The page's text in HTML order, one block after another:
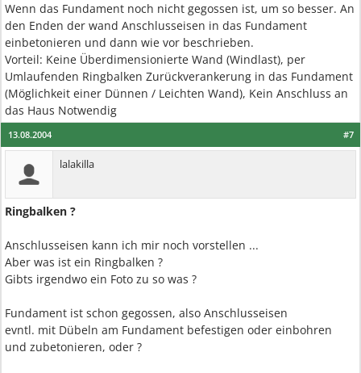
Wenn das Fundament noch nicht gegossen ist, um so besser. An
den Enden der wand Anschlusseisen in das Fundament
einbetonieren und dann wie vor beschrieben.
Vorteil: Keine Überdimensionierte Wand (Windlast), per
Umlaufenden Ringbalken Zurückverankerung in das Fundament
(Möglichkeit einer Dünnen / Leichten Wand), Kein Anschluss an
das Haus Notwendig
#7
13.08.2004
lalakilla
Ringbalken ?
Anschlusseisen kann ich mir noch vorstellen ...
Aber was ist ein Ringbalken ?
Gibts irgendwo ein Foto zu so was ?
Fundament ist schon gegossen, also Anschlusseisen
evntl. mit Dübeln am Fundament befestigen oder einbohren
und zubetonieren, oder ?